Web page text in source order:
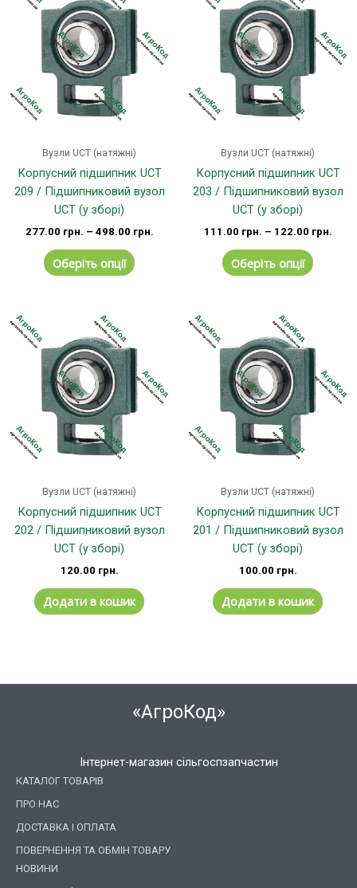
Вузли UCT (натяжні)
Корпусний підшипник UCT
209 / Підшипниковий вузол
UCT (у зборі)
277.00 грн. – 498.00 грн.
Оберіть опції
має
кілька
варіантів.
Параметри
сторінці
товару
Вузли UCT (натяжні)
Корпусний підшипник UCT
203 / Підшипниковий вузол
UCT (у зборі)
111.00 грн. – 122.00 грн.
Оберіть опції
має
кілька
сторінці
товару
Вузли UCT (натяжні)
Корпусний підшипник UCT
202 / Підшипниковий вузол
UCT (у зборі)
120.00 грн.
Додати в кошик
Вузли UCT (натяжні)
Корпусний підшипник UCT
201 / Підшипниковий вузол
UCT (у зборі)
100.00 грн.
Додати в кошик
«АгроКод»
Інтернет-магазин сільгоспзапчастин
КАТАЛОГ ТОВАРІВ
ПРО НАС
ДОСТАВКА І ОПЛАТА
ПОВЕРНЕННЯ ТА ОБМІН ТОВАРУ
НОВИНИ